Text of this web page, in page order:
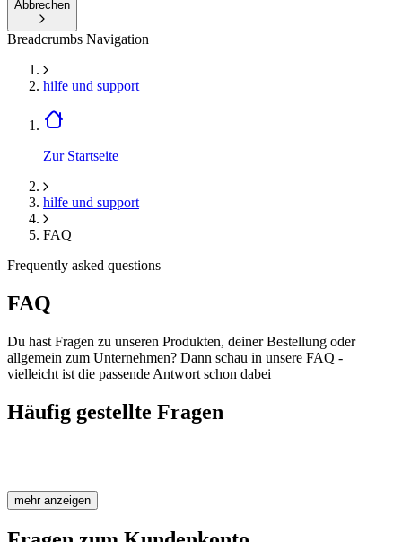
Abbrechen
Breadcrumbs Navigation
hilfe und support
Zur Startseite
hilfe und support
FAQ
Frequently asked questions
FAQ
Du hast Fragen zu unseren Produkten, deiner Bestellung oder
allgemein zum Unternehmen? Dann schau in unsere FAQ -
vielleicht ist die passende Antwort schon dabei
Häufig gestellte Fragen
mehr anzeigen